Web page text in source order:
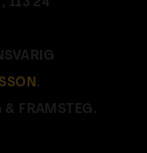
, 113 24
.
& FRAMSTEG.